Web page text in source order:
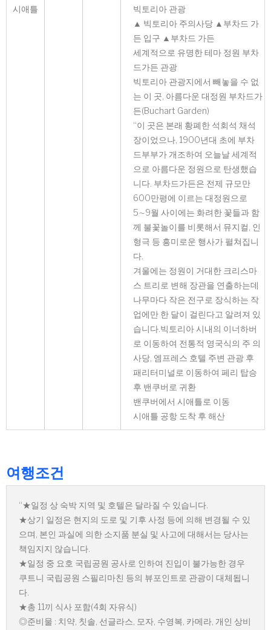
시애틀
빅토리아 관광
▲ 빅토리아 주의사당 ▲부차드 가
든 입구 ▲부차드 가든
세계적으로 유명한 테마 정원 부차
드가든 관광
빅토리아 관광지에서 빼놓을 수 없
는 이 곳, 아름다운 대정원 부차드가
든(Buchart Garden)
“이 곳은 본래 황폐한 석회석 채석
장이었으나, 1900년대 초에 부차
드부부가 개조하여 오늘날 세계적
으로 아름다운 정원으로 탄생했습
니다. 부차드가든은 전제 규모만
600만평에 이르는 대정원으로
5∼9월 사이에는 화려한 꽃들과 함
께 불꽃놀이를 비롯해서 뮤지컬, 인
형극 등 흥미로운 행사가 펼쳐집니
다.
겨울에는 정원이 거대한 크리스마
스 트리로 변해 장관을 연출하는데
나무마다 작은 전구로 장식하는 작
업에만 한 달이 걸린다고 알려져 있
습니다.빅토리아 시내의 이너하버
로 이동하여 전통적 영국식의 주 의
사당, 엠프레스 호텔 주변 관광 후
패리터미널로 이동하여 페리 탑승
후 밴쿠버로 귀환
밴쿠버에서 시애틀로 이동
시애틀 공항 도착 후 해산
여행조건
“★일정 상 숙박 지역 및 호텔은 달라질 수 있습니다.
★상기 일정은 현지의 도로 및 기후 사정 등에 의해 변경될 수 있
으며, 본인 과실에 의한 소지품 분실 및 사고에 대해서는 당사는
책임지지 않습니다.
★일정 중 요호 국립공원 공사로 인하여 진입이 불가능한 경우
쿠트니 국립공원 스필리마친 등의 뷰포인트로 관광이 대체됩니
다.
★총 11끼 식사 포함(4회 자유식)
◎준비물 : 치약, 칫솔, 선글라스, 모자, 수영복, 카메라, 개인 상비